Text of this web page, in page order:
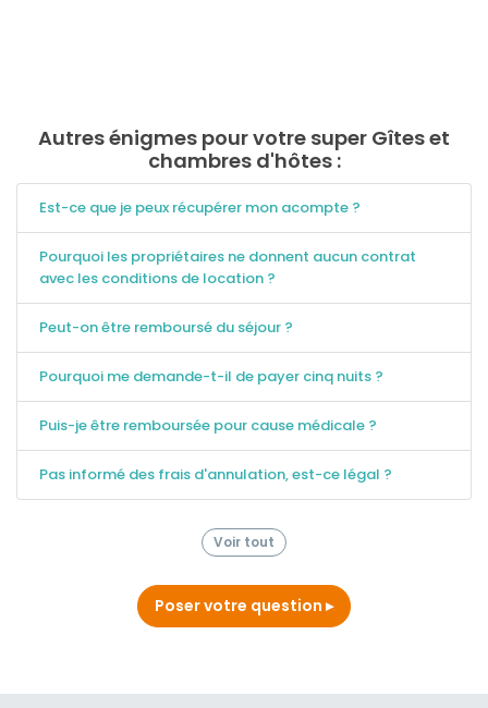
Autres énigmes pour votre super Gîtes et
chambres d'hôtes :
Est-ce que je peux récupérer mon acompte ?
Pourquoi les propriétaires ne donnent aucun contrat
avec les conditions de location ?
Peut-on être remboursé du séjour ?
Pourquoi me demande-t-il de payer cinq nuits ?
Puis-je être remboursée pour cause médicale ?
Pas informé des frais d'annulation, est-ce légal ?
Voir tout
Poser votre question